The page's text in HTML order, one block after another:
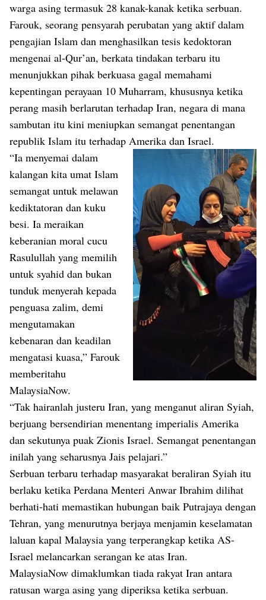
warga asing termasuk 28 kanak-kanak ketika serbuan.
Farouk, seorang pensyarah perubatan yang aktif dalam
pengajian Islam dan menghasilkan tesis kedoktoran
mengenai al-Qur’an, berkata tindakan terbaru itu
menunjukkan pihak berkuasa gagal memahami
kepentingan perayaan 10 Muharram, khususnya ketika
perang masih berlarutan terhadap Iran, negara di mana
sambutan itu kini meniupkan semangat penentangan
republik Islam itu terhadap Amerika dan Israel.
“Ia menyemai dalam
kalangan kita umat Islam
semangat untuk melawan
kediktatoran dan kuku
besi. Ia meraikan
keberanian moral cucu
Rasulullah yang memilih
untuk syahid dan bukan
tunduk menyerah kepada
penguasa zalim, demi
mengutamakan
kebenaran dan keadilan
mengatasi kuasa,” Farouk
memberitahu
MalaysiaNow.
“Tak hairanlah justeru Iran, yang menganut aliran Syiah,
berjuang bersendirian menentang imperialis Amerika
dan sekutunya puak Zionis Israel. Semangat penentangan
inilah yang seharusnya Jais pelajari.”
Serbuan terbaru terhadap masyarakat beraliran Syiah itu
berlaku ketika Perdana Menteri Anwar Ibrahim dilihat
berhati-hati memastikan hubungan baik Putrajaya dengan
Tehran, yang menurutnya berjaya menjamin keselamatan
laluan kapal Malaysia yang terperangkap ketika AS-
Israel melancarkan serangan ke atas Iran.
MalaysiaNow dimaklumkan tiada rakyat Iran antara
ratusan warga asing yang diperiksa ketika serbuan.